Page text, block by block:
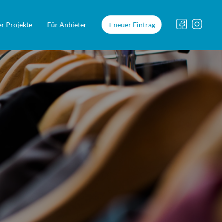
Projekte Für Anbieter neuer Eintrag